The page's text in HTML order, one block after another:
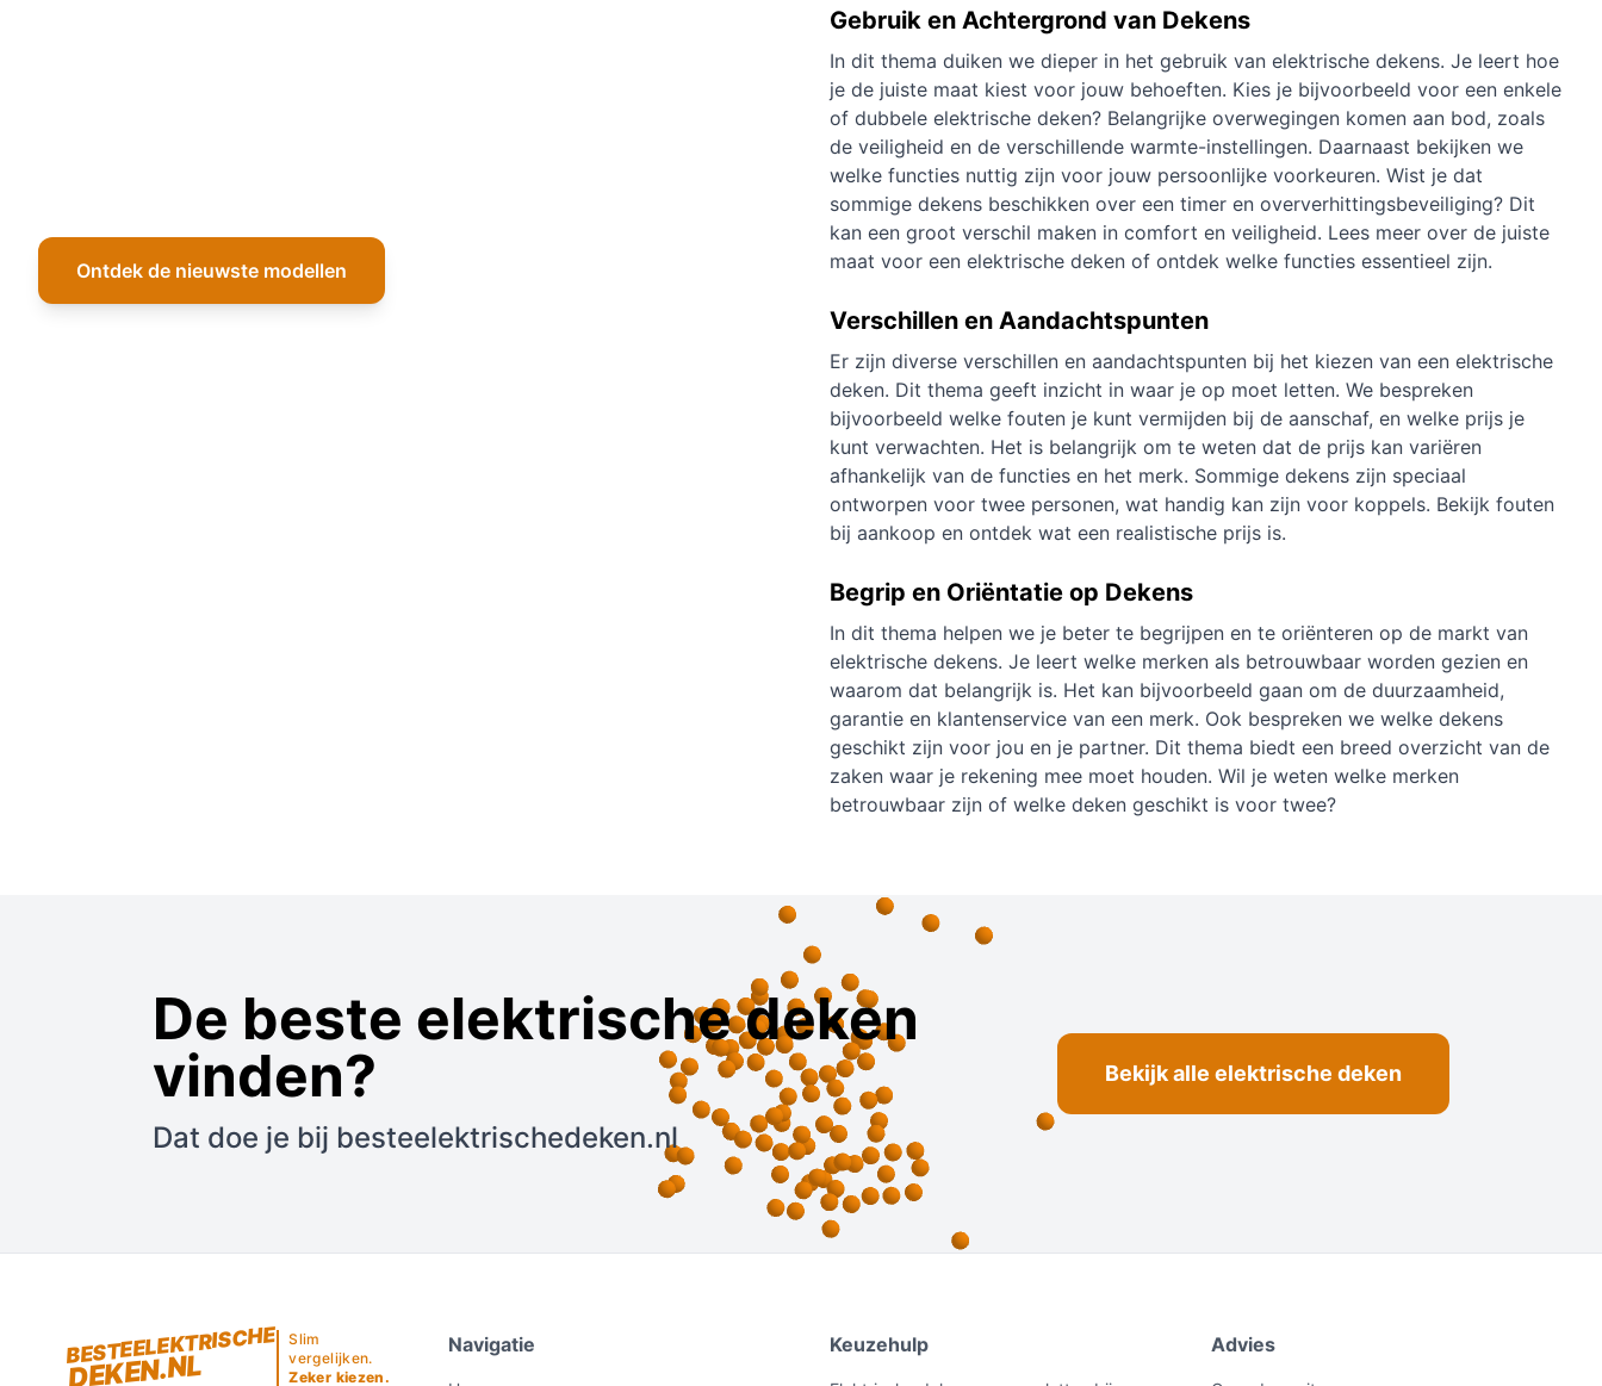
Ontdek de nieuwste modellen
Gebruik en Achtergrond van Dekens
In dit thema duiken we dieper in het gebruik van elektrische dekens. Je leert hoe
je de juiste maat kiest voor jouw behoeften. Kies je bijvoorbeeld voor een enkele
of dubbele elektrische deken? Belangrijke overwegingen komen aan bod, zoals
de veiligheid en de verschillende warmte-instellingen. Daarnaast bekijken we
welke functies nuttig zijn voor jouw persoonlijke voorkeuren. Wist je dat
sommige dekens beschikken over een timer en oververhittingsbeveiliging? Dit
kan een groot verschil maken in comfort en veiligheid. Lees meer over de juiste
maat voor een elektrische deken of ontdek welke functies essentieel zijn.
Verschillen en Aandachtspunten
Er zijn diverse verschillen en aandachtspunten bij het kiezen van een elektrische
deken. Dit thema geeft inzicht in waar je op moet letten. We bespreken
bijvoorbeeld welke fouten je kunt vermijden bij de aanschaf, en welke prijs je
kunt verwachten. Het is belangrijk om te weten dat de prijs kan variëren
afhankelijk van de functies en het merk. Sommige dekens zijn speciaal
ontworpen voor twee personen, wat handig kan zijn voor koppels. Bekijk fouten
bij aankoop en ontdek wat een realistische prijs is.
Begrip en Oriëntatie op Dekens
In dit thema helpen we je beter te begrijpen en te oriënteren op de markt van
elektrische dekens. Je leert welke merken als betrouwbaar worden gezien en
waarom dat belangrijk is. Het kan bijvoorbeeld gaan om de duurzaamheid,
garantie en klantenservice van een merk. Ook bespreken we welke dekens
geschikt zijn voor jou en je partner. Dit thema biedt een breed overzicht van de
zaken waar je rekening mee moet houden. Wil je weten welke merken
betrouwbaar zijn of welke deken geschikt is voor twee?
De beste elektrische deken
vinden?
Dat doe je bij besteelektrischedeken.nl
Bekijk alle elektrische deken
BESTEELEKTRISCHE
DEKEN.NL
Slim
vergelijken.
Zeker kiezen.
Navigatie Keuzehulp Advies